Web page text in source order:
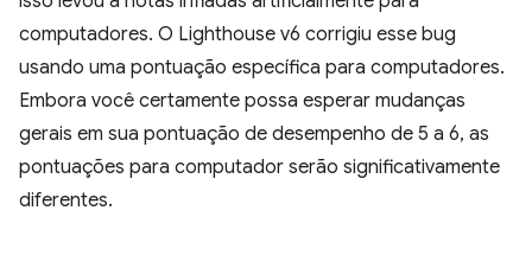
computadores. O Lighthouse v6 corrigiu esse bug
usando uma pontuação específica para computadores.
Embora você certamente possa esperar mudanças
gerais em sua pontuação de desempenho de 5 a 6, as
pontuações para computador serão significativamente
diferentes.